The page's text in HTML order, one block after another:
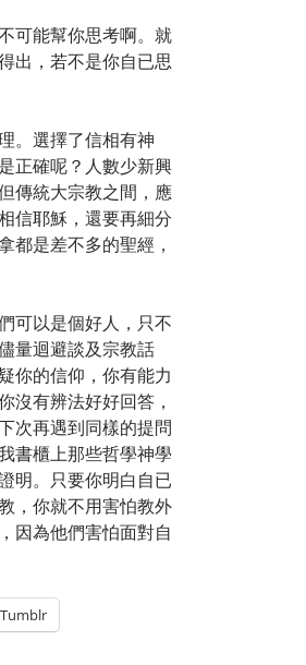
可能幫你思考啊。就
出，若不是你自已思
。選擇了信相有神
正確呢？人數少新興
傳統大宗教之間，應
信耶穌，還要再細分
都是差不多的聖經，
可以是個好人，只不
量迴避談及宗教話
你的信仰，你有能力
沒有辨法好好回答，
次再遇到同樣的提問
書櫃上那些哲學神學
明。只要你明白自已
，你就不用害怕教外
因為他們害怕面對自
Tumblr